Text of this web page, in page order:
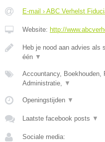
E-mail › ABC Verhelst
Website: http://
Heb je nood aan advies als
één ▼
Accountancy, Boekhouden,
Administratie,
▼
Openingstijden ▼
Laatste facebook posts ▼
Sociale media: